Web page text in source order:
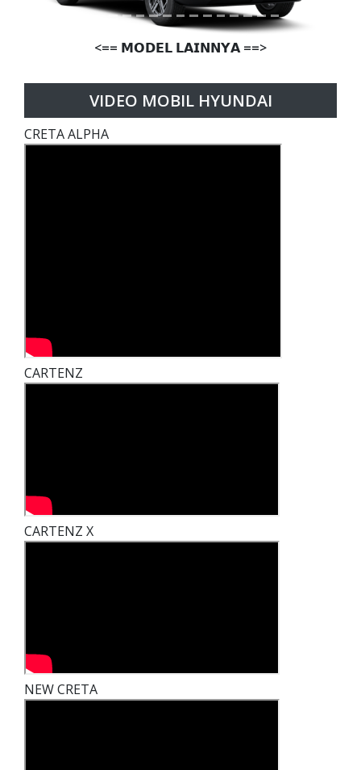
<== 𝗠𝗢𝗗𝗘𝗟 𝗟𝗔𝗜𝗡𝗡𝗬𝗔 ==>
VIDEO MOBIL HYUNDAI
CRETA ALPHA
CARTENZ
CARTENZ X
NEW CRETA